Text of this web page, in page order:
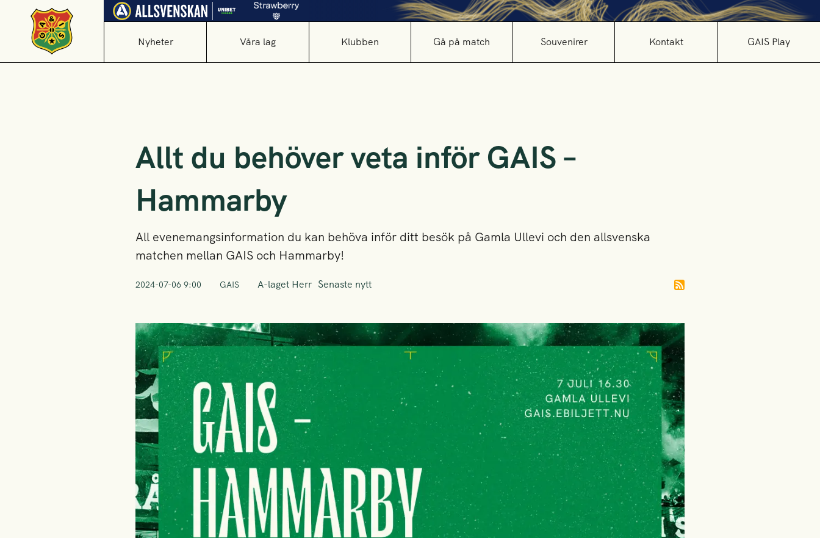
Nyheter Våra lag Klubben Gå på match Souvenirer Kontakt GAIS Play
Allt du behöver veta inför GAIS –
Hammarby
All evenemangsinformation du kan behöva inför ditt besök på Gamla Ullevi och den allsvenska
matchen mellan GAIS och Hammarby!
2024-07-06 9:00 GAIS A-laget Herr Senaste nytt